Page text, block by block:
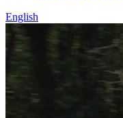
English